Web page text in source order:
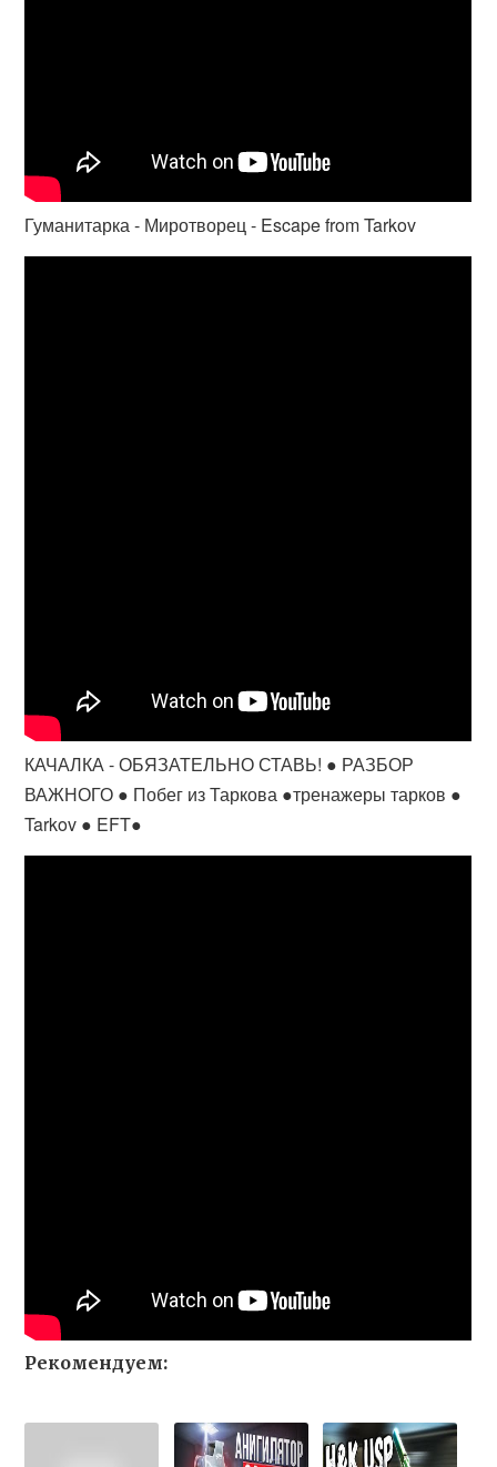
Гуманитарка - Миротворец - Escape from Tarkov
КАЧАЛКА - ОБЯЗАТЕЛЬНО СТАВЬ! ● РАЗБОР
ВАЖНОГО ● Побег из Таркова ●тренажеры тарков ●
Tarkov ● EFT●
Рекомендуем: